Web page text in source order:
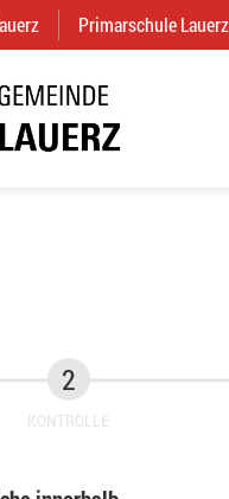
(External Link)
Primarschule Lauerz
KONTROLLE